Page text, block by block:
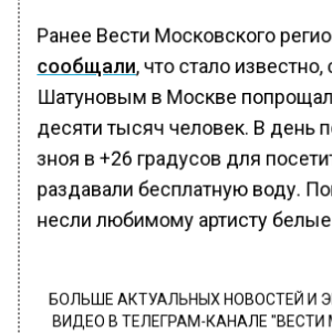
Ранее Вести Московского
сообщали, что стало
Шатуновым в Москве
десяти тысяч человек. В день
зноя в +26 градусов для
раздавали бесплатную воду.
несли любимому артисту
БОЛЬШЕ АКТУАЛЬНЫХ НОВОСТЕЙ И
ВИДЕО В ТЕЛЕГРАМ-КАНАЛЕ